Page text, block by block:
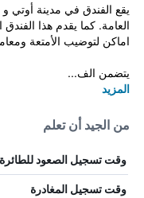
يقع الفندق في مدينة أوتي
العامة. كما يقدم هذا
اماكن لتوضيب الأمتعة
يتضمن الف...
المزيد
من الجيد أن تعلم
وقت تسجيل الصعود للطائرة
وقت تسجيل المغادرة